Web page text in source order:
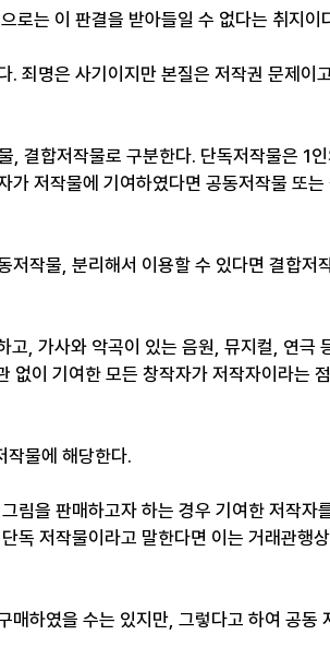
로는 이 판결을 받아들일 수 없다는 취지이
죄명은 사기이지만 본질은 저작권 문제이
, 결합저작물로 구분한다. 단독저작물은 1
저작물에 기여하였다면 공동저작물 또는
저작물, 분리해서 이용할 수 있다면 결합저
, 가사와 악곡이 있는 음원, 뮤지컬, 연극
이 기여한 모든 창작자가 저작자이라는
작물에 해당한다.
림을 판매하고자 하는 경우 기여한 저작자
독 저작물이라고 말한다면 이는 거래관행
매하였을 수는 있지만, 그렇다고 하여 공동